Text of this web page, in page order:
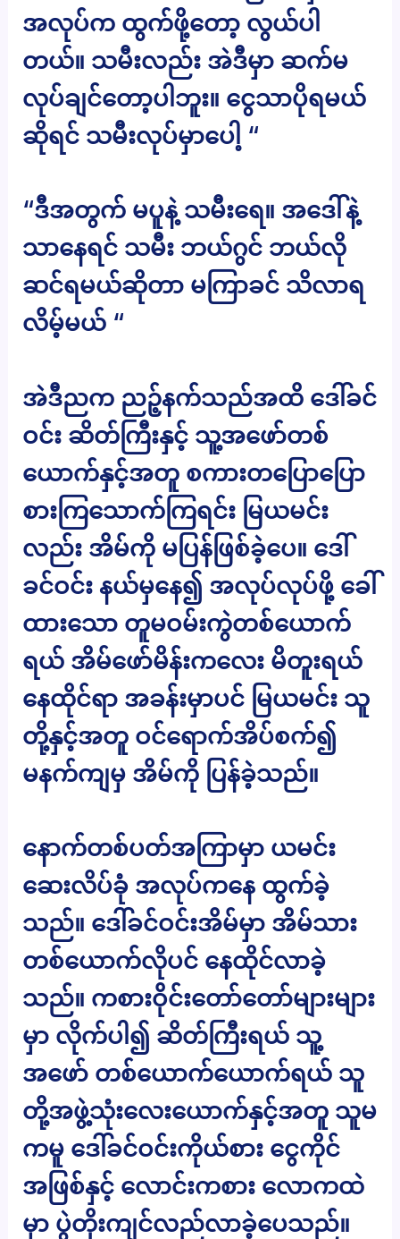
အလုပ်က ထွက်ဖို့တော့ လွယ်ပါ
တယ်။ သမီးလည်း အဲဒီမှာ ဆက်မ
လုပ်ချင်တော့ပါဘူး။ ငွေသာပိုရမယ်
ဆိုရင် သမီးလုပ်မှာပေါ့ “
“ဒီအတွက် မပူနဲ့ သမီးရေ။ အဒေါ်နဲ့
သာနေရင် သမီး ဘယ်ဂွင် ဘယ်လို
ဆင်ရမယ်ဆိုတာ မကြာခင် သိလာရ
လိမ့်မယ် “
အဲဒီညက ညဉ့်နက်သည်အထိ ဒေါ်ခင်
ဝင်း ဆိတ်ကြီးနှင့် သူ့အဖော်တစ်
ယောက်နှင့်အတူ စကားတပြောပြော
စားကြသောက်ကြရင်း မြယမင်း
လည်း အိမ်ကို မပြန်ဖြစ်ခဲ့ပေ။ ဒေါ်
ခင်ဝင်း နယ်မှနေ၍ အလုပ်လုပ်ဖို့ ခေါ်
ထားသော တူမဝမ်းကွဲတစ်ယောက်
ရယ် အိမ်ဖော်မိန်းကလေး မိတူးရယ်
နေထိုင်ရာ အခန်းမှာပင် မြယမင်း သူ
တို့နှင့်အတူ ဝင်ရောက်အိပ်စက်၍
မနက်ကျမှ အိမ်ကို ပြန်ခဲ့သည်။
နောက်တစ်ပတ်အကြာမှာ ယမင်း
ဆေးလိပ်ခုံ အလုပ်ကနေ ထွက်ခဲ့
သည်။ ဒေါ်ခင်ဝင်းအိမ်မှာ အိမ်သား
တစ်ယောက်လိုပင် နေထိုင်လာခဲ့
သည်။ ကစားဝိုင်းတော်တော်များများ
မှာ လိုက်ပါ၍ ဆိတ်ကြီးရယ် သူ့
အဖော် တစ်ယောက်ယောက်ရယ် သူ
တို့အဖွဲ့သုံးလေးယောက်နှင့်အတူ သူမ
ကမူ ဒေါ်ခင်ဝင်းကိုယ်စား ငွေကိုင်
အဖြစ်နှင့် လောင်းကစား လောကထဲ
မှာ ပွဲတိုးကျင်လည်လာခဲ့ပေသည်။